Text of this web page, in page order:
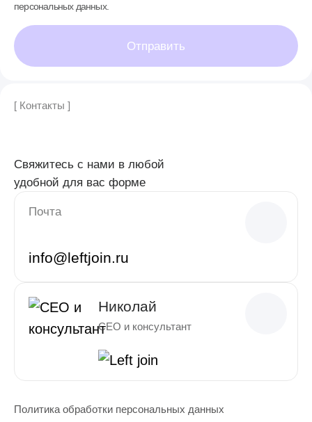
персональных данных.
Отправить
[ Контакты ]
Свяжитесь с нами в любой
удобной для вас форме
Почта
info@leftjoin.ru
Николай
CEO и консультант
Политика обработки персональных данных